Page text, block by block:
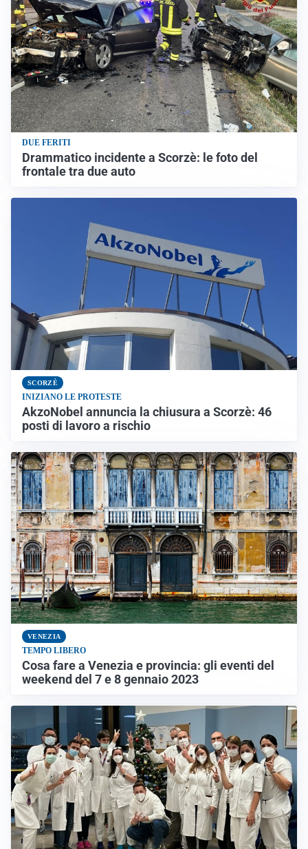
DUE FERITI
Drammatico incidente a Scorzè: le foto del
frontale tra due auto
SCORZÈ
INIZIANO LE PROTESTE
AkzoNobel annuncia la chiusura a Scorzè: 46
posti di lavoro a rischio
VENEZIA
TEMPO LIBERO
Cosa fare a Venezia e provincia: gli eventi del
weekend del 7 e 8 gennaio 2023